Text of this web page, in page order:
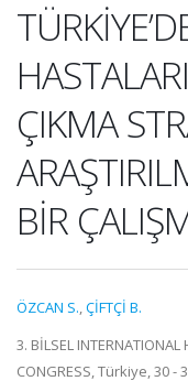
ÇIKMA
BİR
ÖZCAN S.,ÇİFTÇİ B.
3. BİLSEL INTERNATIONAL
CONGRESS, Türkiye, 30